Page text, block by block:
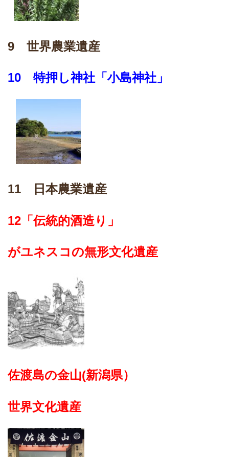
9 世界農業遺産
10 特押し神社「小島神社」
11 日本農業遺産
12 「伝統的酒造り」
がユネスコの無形文化遺産
佐渡島の金山(新潟県）
世界文化遺産